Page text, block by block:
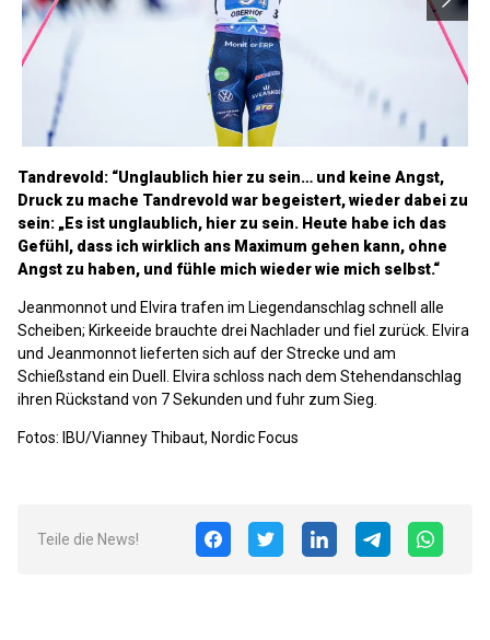
Tandrevold: “Unglaublich hier zu sein… und keine Angst,
Druck zu mache Tandrevold war begeistert, wieder dabei zu
sein: „Es ist unglaublich, hier zu sein. Heute habe ich das
Gefühl, dass ich wirklich ans Maximum gehen kann, ohne
Angst zu haben, und fühle mich wieder wie mich selbst.“
Jeanmonnot und Elvira trafen im Liegendanschlag schnell alle
Scheiben; Kirkeeide brauchte drei Nachlader und fiel zurück. Elvira
und Jeanmonnot lieferten sich auf der Strecke und am
Schießstand ein Duell. Elvira schloss nach dem Stehendanschlag
ihren Rückstand von 7 Sekunden und fuhr zum Sieg.
Fotos: IBU/Vianney Thibaut, Nordic Focus
Teile die News!